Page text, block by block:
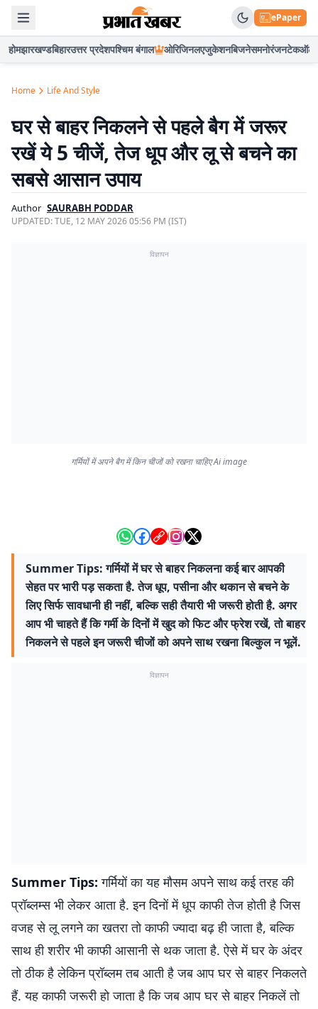
ePaper
होमझारखण्डबिहारउत्तर प्रदेशपश्चिम बंगाल ओरिजिनलएजुकेशनबिजनेसमनोरंजनटेकऑटो
Home Life And Style
घर से बाहर निकलने से पहले बैग में जरूर
रखें ये 5 चीजें, तेज धूप और लू से बचने का
सबसे आसान उपाय
Author SAURABH PODDAR
UPDATED:TUE, 12 MAY 2026 05:56 PM (IST)
विज्ञापन
गर्मियों में अपने बैग में किन चीजों को रखना चाहिए Ai image
Summer Tips: गर्मियों में घर से बाहर निकलना कई बार आपकी
सेहत पर भारी पड़ सकता है. तेज धूप, पसीना और थकान से बचने के
लिए सिर्फ सावधानी ही नहीं, बल्कि सही तैयारी भी जरूरी होती है. अगर
आप भी चाहते हैं कि गर्मी के दिनों में खुद को फिट और फ्रेश रखें, तो बाहर
निकलने से पहले इन जरूरी चीजों को अपने साथ रखना बिल्कुल न भूलें.
विज्ञापन
Summer Tips: गर्मियों का यह मौसम अपने साथ कई तरह की
प्रॉब्लम्स भी लेकर आता है. इन दिनों में धूप काफी तेज होती है जिस
वजह से लू लगने का खतरा तो काफी ज्यादा बढ़ ही जाता है, बल्कि
साथ ही शरीर भी काफी आसानी से थक जाता है. ऐसे में घर के अंदर
तो ठीक है लेकिन प्रॉब्लम तब आती है जब आप घर से बाहर निकलते
हैं. यह काफी जरूरी हो जाता है कि जब आप घर से बाहर निकलें तो